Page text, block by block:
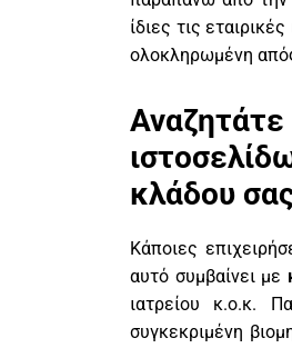
ίδιες τις
ολοκληρωμένη
Αναζητάτε
κλάδου
Κάποιες
αυτό συμβαίνει με
ιατρείου κ.ο.κ.
συγκεκριμένη